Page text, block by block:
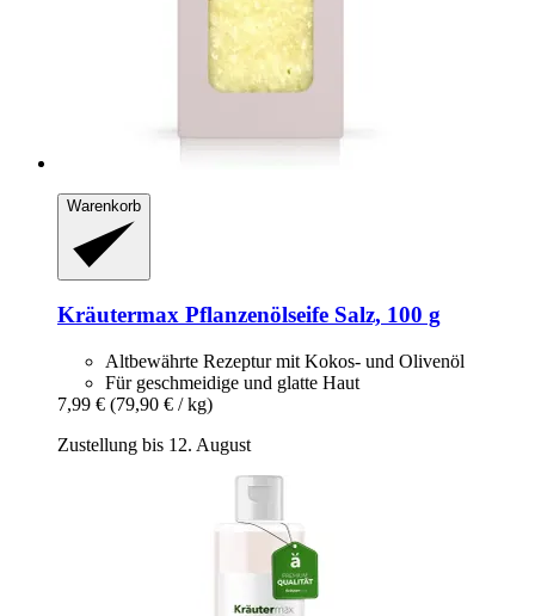
Warenkorb
Kräutermax Pflanzenölseife Salz, 100 g
Altbewährte Rezeptur mit Kokos- und Olivenöl
Für geschmeidige und glatte Haut
7,99 € (79,90 € / kg)
Zustellung bis 12. August